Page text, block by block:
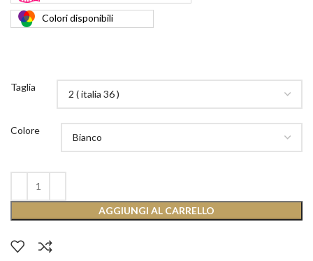
Coloridisponibili
Taglia
Colore
AGGIUNGI AL CARRELLO